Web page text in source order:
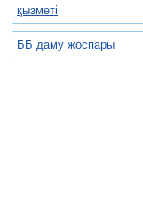
қызметі
ББ даму жоспары